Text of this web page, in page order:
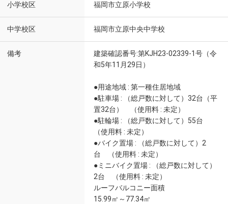
小学校区 福岡市立原小学校
中学校区 福岡市立原中央中学校
備考
建築確認番号:第KJH23-02339-1号（令
和5年11月29日）
●用途地域 : 第一種住居地域
●駐車場 : （総戸数に対して）32台（平
置32台） （使用料 : 未定）
●駐輪場 : （総戸数に対して）55台
（使用料 : 未定）
●バイク置場 : （総戸数に対して）2
台 （使用料 : 未定）
●ミニバイク置場 : （総戸数に対して）
2台 （使用料 : 未定）
ルーフバルコニー面積
15.99㎡～77.34㎡